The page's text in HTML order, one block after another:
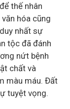
thế nhân
hóa cũng
nhất sự
tộc đã đánh
nứt bệnh
chất và
màu máu. Đất
tuyệt vọng.